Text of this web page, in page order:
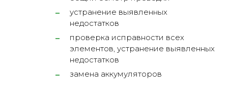
устранение выявленных
недостатков
проверка исправности всех
элементов, устранение выявленных
недостатков
замена аккумуляторов